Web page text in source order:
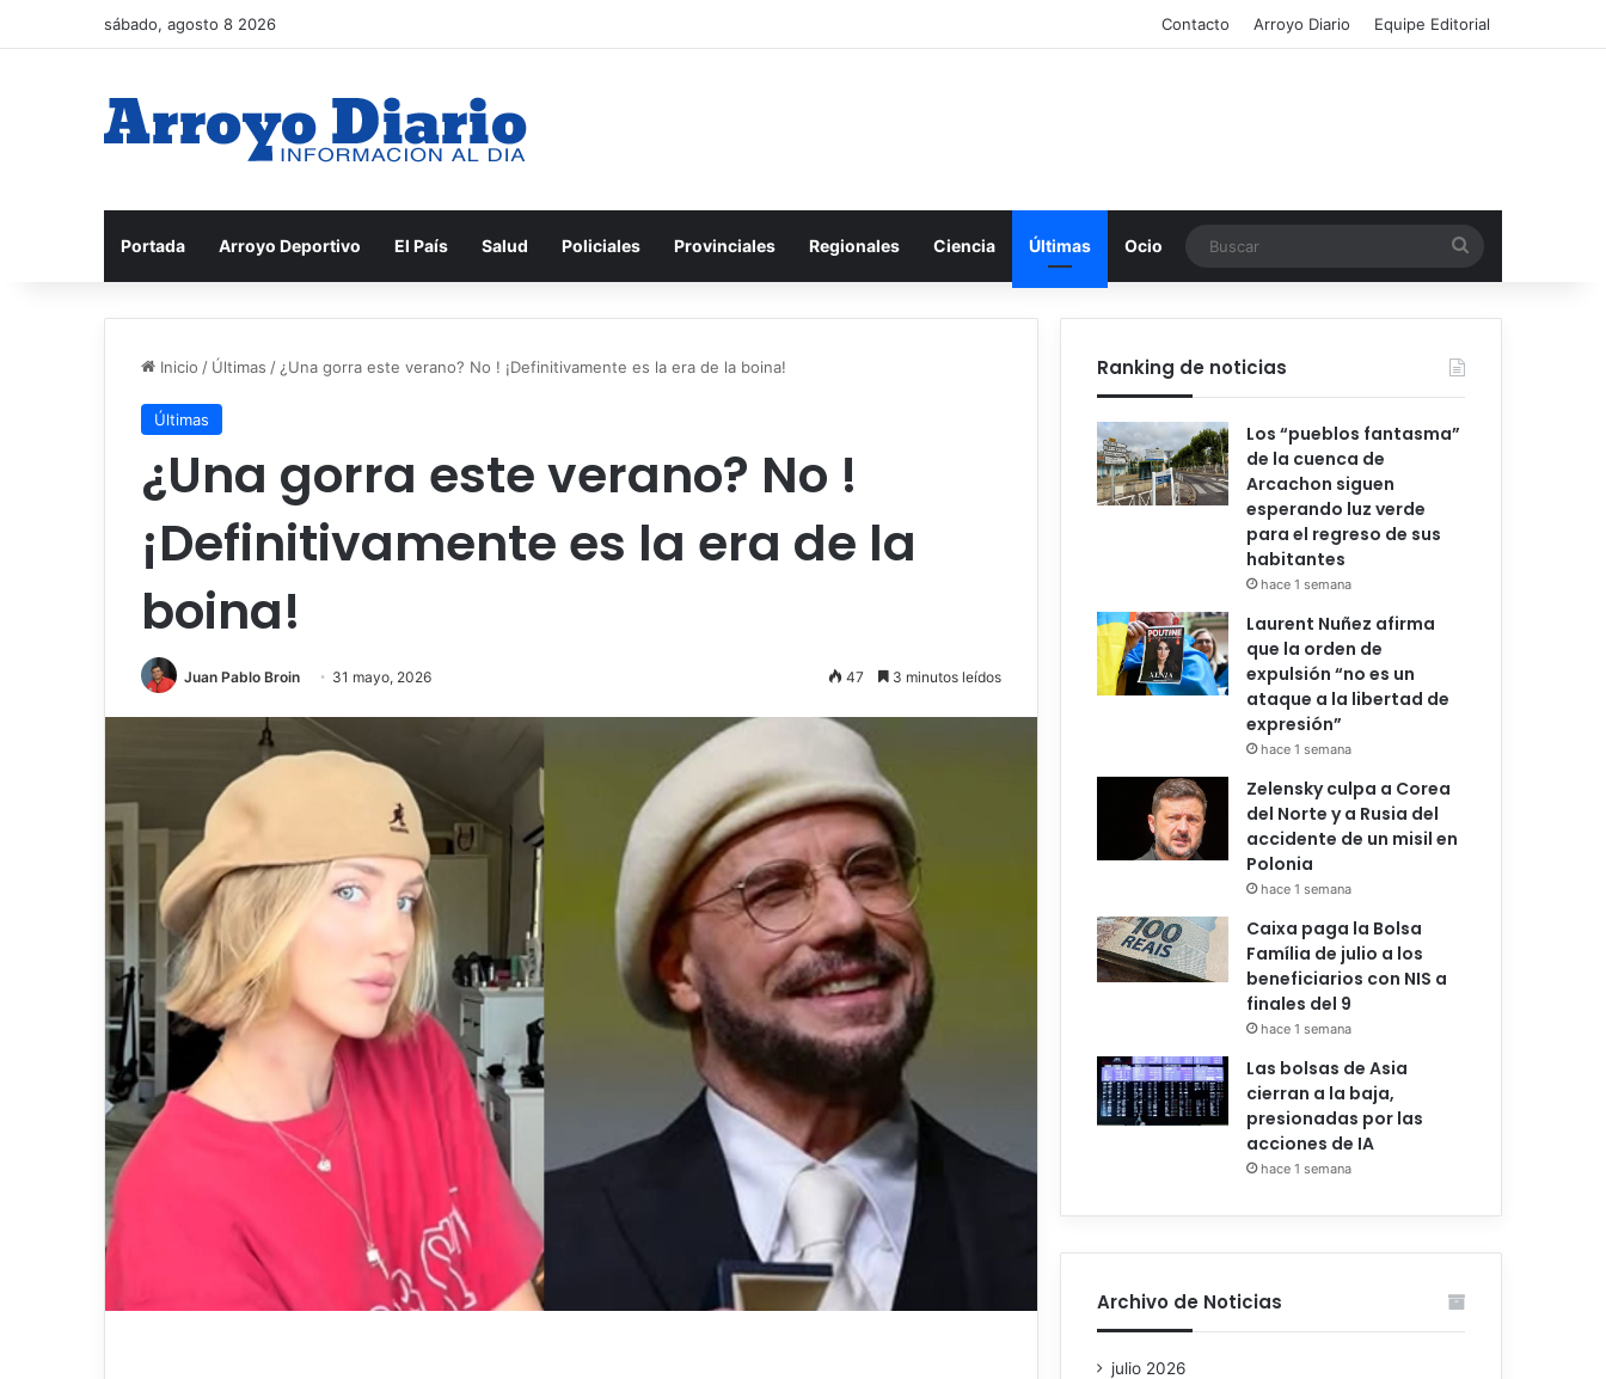
sábado, agosto 8 2026 Contacto Arroyo Diario Equipe Editorial
Portada Arroyo Deportivo El País Salud Policiales Provinciales Regionales Ciencia Últimas Ocio
Inicio / Últimas / ¿Una gorra este verano? No ! ¡Definitivamente es la era de la boina!
Últimas
¿Una gorra este verano? No !
¡Definitivamente es la era de la
boina!
Juan Pablo Broin 31 mayo, 2026 47 3 minutos leídos
Ranking de noticias
Los “pueblos fantasma”
de la cuenca de
Arcachon siguen
esperando luz verde
para el regreso de sus
habitantes
hace 1 semana
Laurent Nuñez afirma
que la orden de
expulsión “no es un
ataque a la libertad de
expresión”
hace 1 semana
Zelensky culpa a Corea
del Norte y a Rusia del
accidente de un misil en
Polonia
hace 1 semana
Caixa paga la Bolsa
Família de julio a los
beneficiarios con NIS a
finales del 9
hace 1 semana
Las bolsas de Asia
cierran a la baja,
presionadas por las
acciones de IA
hace 1 semana
Archivo de Noticias
julio 2026